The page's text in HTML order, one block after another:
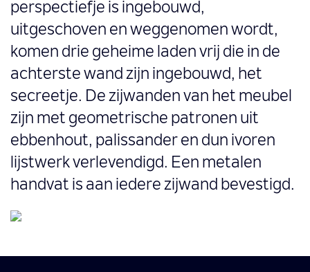
perspectiefje is ingebouwd,
uitgeschoven en weggenomen wordt,
komen drie geheime laden vrij die in de
achterste wand zijn ingebouwd, het
secreetje. De zijwanden van het meubel
zijn met geometrische patronen uit
ebbenhout, palissander en dun ivoren
lijstwerk verlevendigd. Een metalen
handvat is aan iedere zijwand bevestigd.